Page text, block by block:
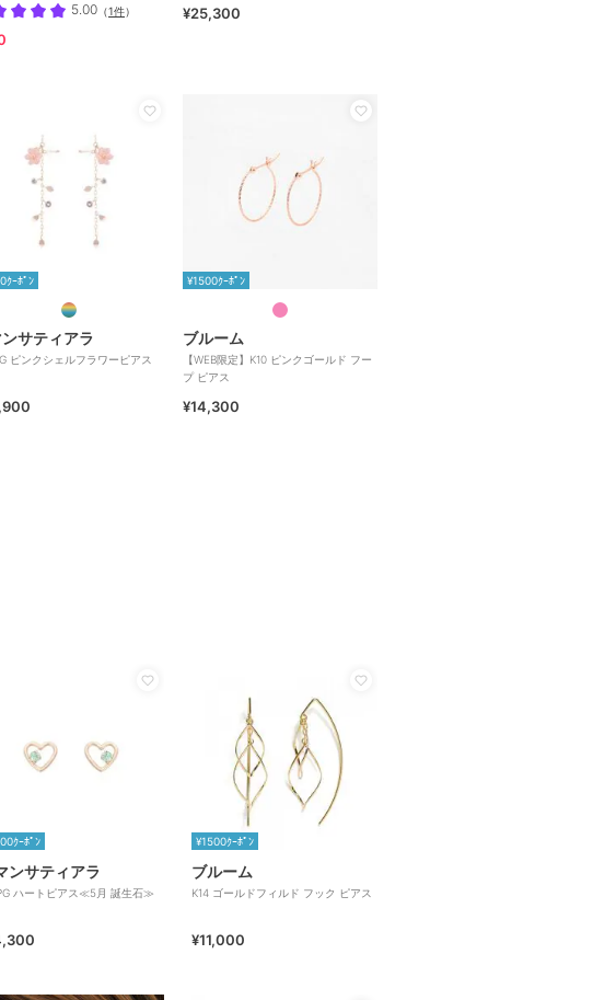
5.00 （1件） ¥25,300
ｸｰﾎﾟﾝ
サティアラ
ピンクシェルフラワーピアス
¥1500ｸｰﾎﾟﾝ
ブルーム
【WEB限定】K10 ピンクゴールド フー
プ ピアス
¥14,300
ｸｰﾎﾟﾝ
ンサティアラ
ハートピアス≪5月 誕生石≫
¥1500ｸｰﾎﾟﾝ
ブルーム
K14 ゴールドフィルド フック ピアス
¥11,000